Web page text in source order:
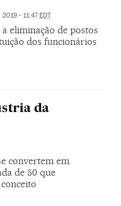
2019 - 11:47EDT
eliminação de postos
dos funcionários
da
convertem em
de 50 que